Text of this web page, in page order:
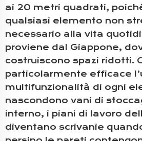
ai 20 metri quadrati,
qualsiasi elemento non
necessario alla vita
proviene dal Giappone,
costruiscono spazi ridotti.
particolarmente efficace
multifunzionalità di ogni
nascondono vani di
interno, i piani di lavoro
diventano scrivanie